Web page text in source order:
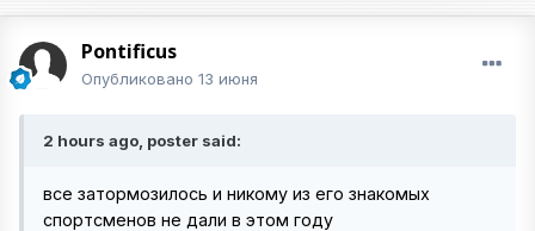
Pontificus
Опубликовано 13 июня
2 hours ago, poster said:
все затормозилось и никому из его знакомых
спортсменов не дали в этом году